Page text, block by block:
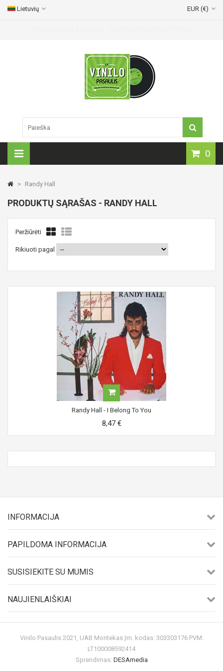
EUR (€)
Lietuvių
0
> Randy Hall
PRODUKTŲ SĄRAŠAS - RANDY HALL
Peržiūrėti
Rikiuoti pagal
Randy Hall - I Belong To You
8,47 €
INFORMACIJA
PAPILDOMA INFORMACIJA
SUSISIEKITE SU MUMIS
NAUJIENLAIŠKIAI
Vinilo Pasaulis 2021, UAB Montekas Įm. kodas: 303303176 PVM:
LT100008592414
Sprendimas: DESAmedia